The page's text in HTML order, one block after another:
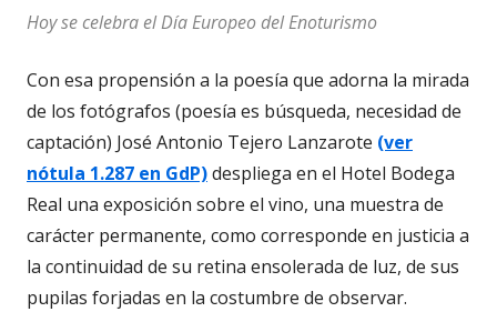
Hoy se celebra el Día Europeo del Enoturismo
Con esa propensión a la poesía que adorna la mirada
de los fotógrafos (poesía es búsqueda, necesidad de
captación) José Antonio Tejero Lanzarote (ver
nótula 1.287 en GdP)despliega en el Hotel Bodega
Real una exposición sobre el vino, una muestra de
carácter permanente, como corresponde en justicia a
la continuidad de su retina ensolerada de luz, de sus
pupilas forjadas en la costumbre de observar.